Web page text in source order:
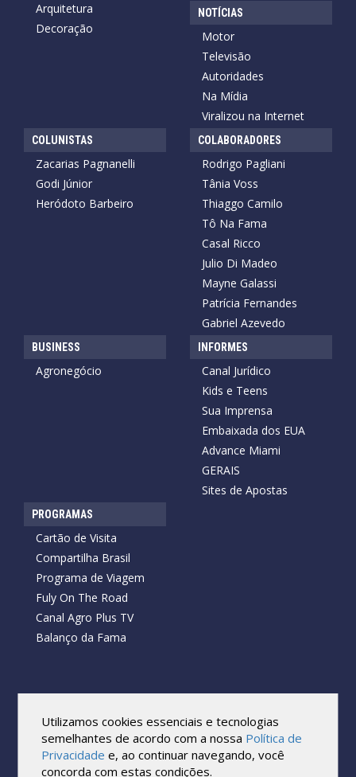
Arquitetura
Decoração
NOTÍCIAS
Motor
Televisão
Autoridades
Na Mídia
Viralizou na Internet
COLUNISTAS
Zacarias Pagnanelli
Godi Júnior
Heródoto Barbeiro
COLABORADORES
Rodrigo Pagliani
Tânia Voss
Thiaggo Camilo
Tô Na Fama
Casal Ricco
Julio Di Madeo
Mayne Galassi
Patrícia Fernandes
Gabriel Azevedo
BUSINESS
Agronegócio
INFORMES
Canal Jurídico
Kids e Teens
Sua Imprensa
Embaixada dos EUA
Advance Miami
GERAIS
Sites de Apostas
PROGRAMAS
Cartão de Visita
Compartilha Brasil
Programa de Viagem
Fuly On The Road
Canal Agro Plus TV
Balanço da Fama
Todos os direitos reservados.
Reprodução no todo ou em parte sob qualquer forma ou meio,
sem expressa autorização por escrito do Cartão de Visita, é
proibida.
As marcas e imagens utilizadas no projeto são os direitos autorais
Utilizamos cookies essenciais e tecnologias
semelhantes de acordo com a nossa Política de
Privacidade e, ao continuar navegando, você
concorda com estas condições.